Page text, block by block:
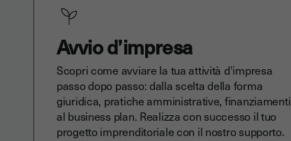
Avvio d’impresa
Scopri come avviare la tua attività d'impresa
passo dopo passo: dalla scelta della forma
giuridica, pratiche amministrative, finanziamenti
al business plan. Realizza con successo il tuo
progetto imprenditoriale con il nostro supporto.